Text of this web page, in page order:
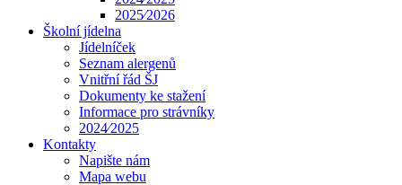
2025⁄2026
Školní jídelna
Jídelníček
Seznam alergenů
Vnitřní řád ŠJ
Dokumenty ke stažení
Informace pro strávníky
2024⁄2025
Kontakty
Napište nám
Mapa webu